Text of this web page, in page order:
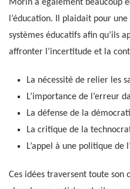
Morin a également beaucoup
l’éducation. Il plaidait pour
systèmes éducatifs afin qu’ils
affronter l’incertitude et la
La nécessité de relier les
L’importance de l’erreur
La défense de la
La critique de la
L’appel à une politique de
Ces idées traversent toute